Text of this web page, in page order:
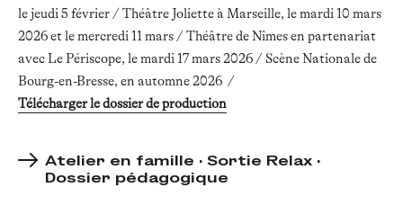
le jeudi 5 février / Théâtre Joliette à Marseille, le mardi 10 mars
2026 et le mercredi 11 mars / Théâtre de Nîmes en partenariat
avec Le Périscope, le mardi 17 mars 2026 / Scène Nationale de
Bourg-en-Bresse, en automne 2026 /
Télécharger le dossier de production
Atelier en famille · Sortie Relax ·
Dossier pédagogique